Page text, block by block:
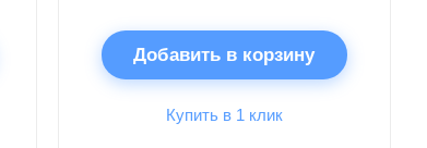
Добавить в корзину
Купить в 1 клик